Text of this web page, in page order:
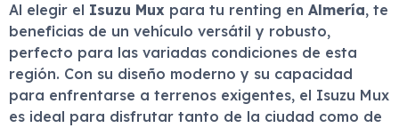
Al elegir el Isuzu Mux para tu renting en Almería, te
beneficias de un vehículo versátil y robusto,
perfecto para las variadas condiciones de esta
región. Con su diseño moderno y su capacidad
para enfrentarse a terrenos exigentes, el Isuzu Mux
es ideal para disfrutar tanto de la ciudad como de